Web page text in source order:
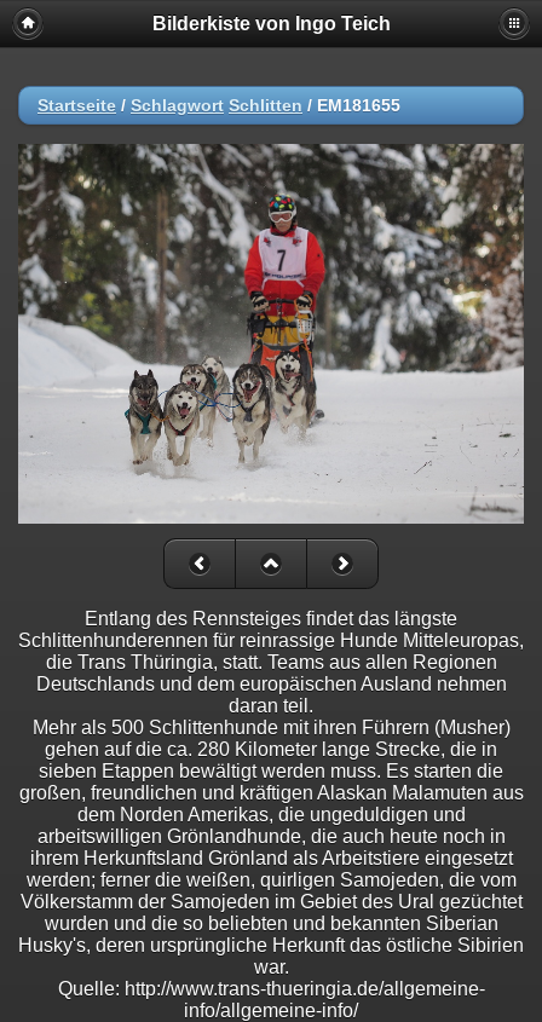
Bilderkiste von Ingo Teich
Startseite / Schlagwort Schlitten / EM181655
Entlang des Rennsteiges findet das längste
Schlittenhunderennen für reinrassige Hunde Mitteleuropas,
die Trans Thüringia, statt. Teams aus allen Regionen
Deutschlands und dem europäischen Ausland nehmen
daran teil.
Mehr als 500 Schlittenhunde mit ihren Führern (Musher)
gehen auf die ca. 280 Kilometer lange Strecke, die in
sieben Etappen bewältigt werden muss. Es starten die
großen, freundlichen und kräftigen Alaskan Malamuten aus
dem Norden Amerikas, die ungeduldigen und
arbeitswilligen Grönlandhunde, die auch heute noch in
ihrem Herkunftsland Grönland als Arbeitstiere eingesetzt
werden; ferner die weißen, quirligen Samojeden, die vom
Völkerstamm der Samojeden im Gebiet des Ural gezüchtet
wurden und die so beliebten und bekannten Siberian
Husky's, deren ursprüngliche Herkunft das östliche Sibirien
war.
Quelle: http://www.trans-thueringia.de/allgemeine-
info/allgemeine-info/